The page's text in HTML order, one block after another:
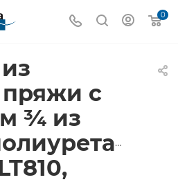
0
с
¾ из